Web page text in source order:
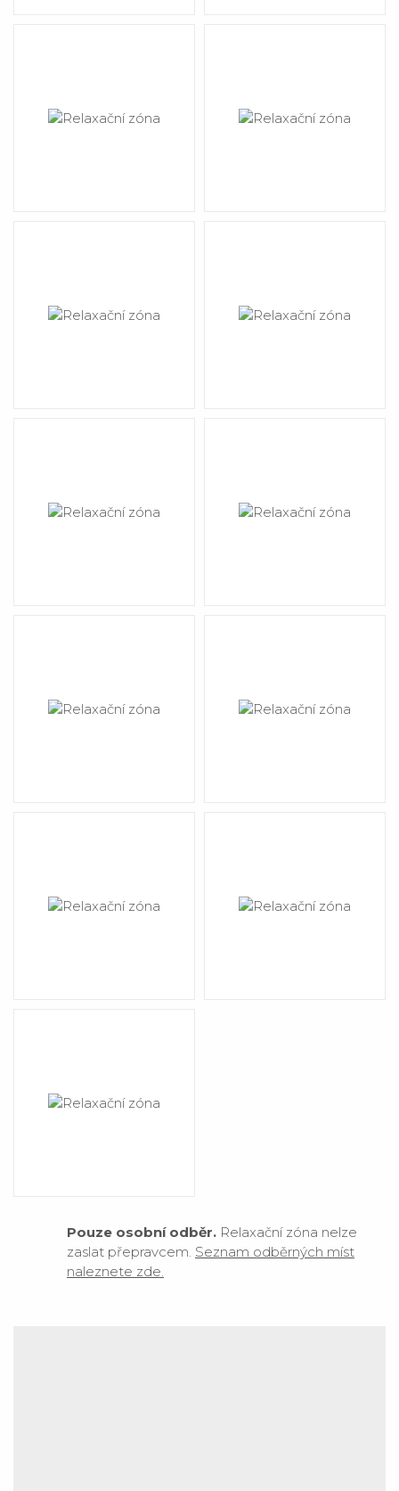
Pouze osobní odběr. Relaxační zóna nelze
zaslat přepravcem. Seznam odběrných míst
naleznete zde.